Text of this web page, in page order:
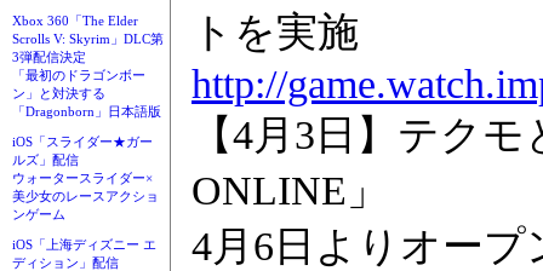
Xbox 360「The Elder
Scrolls V: Skyrim」DLC第
3弾配信決定
「最初のドラゴンボー
ン」と対決する
「Dragonborn」日本語版
iOS「スライダー★ガー
ルズ」配信
ウォータースライダー×
美少女のレースアクショ
ンゲーム
iOS「上海ディズニー エ
ディション」配信
トを実施
http://
【4月3日】テクモ
ONLINE」
4月6日よりオー